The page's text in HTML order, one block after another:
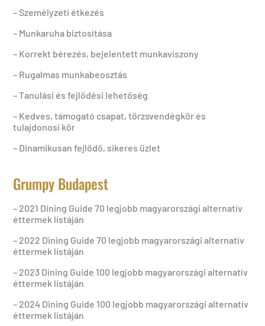
– Személyzeti étkezés
– Munkaruha biztosítása
– Korrekt bérezés, bejelentett munkaviszony
– Rugalmas munkabeosztás
– Tanulási és fejlődési lehetőség
– Kedves, támogató csapat, törzsvendégkör és
tulajdonosi kör
– Dinamikusan fejlődő, sikeres üzlet
Grumpy Budapest
– 2021 Dining Guide 70 legjobb magyarországi alternatív
éttermek listáján
– 2022 Dining Guide 70 legjobb magyarországi alternatív
éttermek listáján
– 2023 Dining Guide 100 legjobb magyarországi alternatív
éttermek listáján
– 2024 Dining Guide 100 legjobb magyarországi alternatív
éttermek listáján